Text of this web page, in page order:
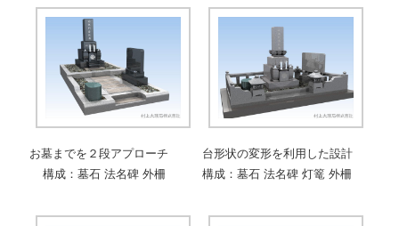
お墓までを２段アプローチ
構成：墓石 法名碑 外柵
台形状の変形を利用した設計
構成：墓石 法名碑 灯篭 外柵